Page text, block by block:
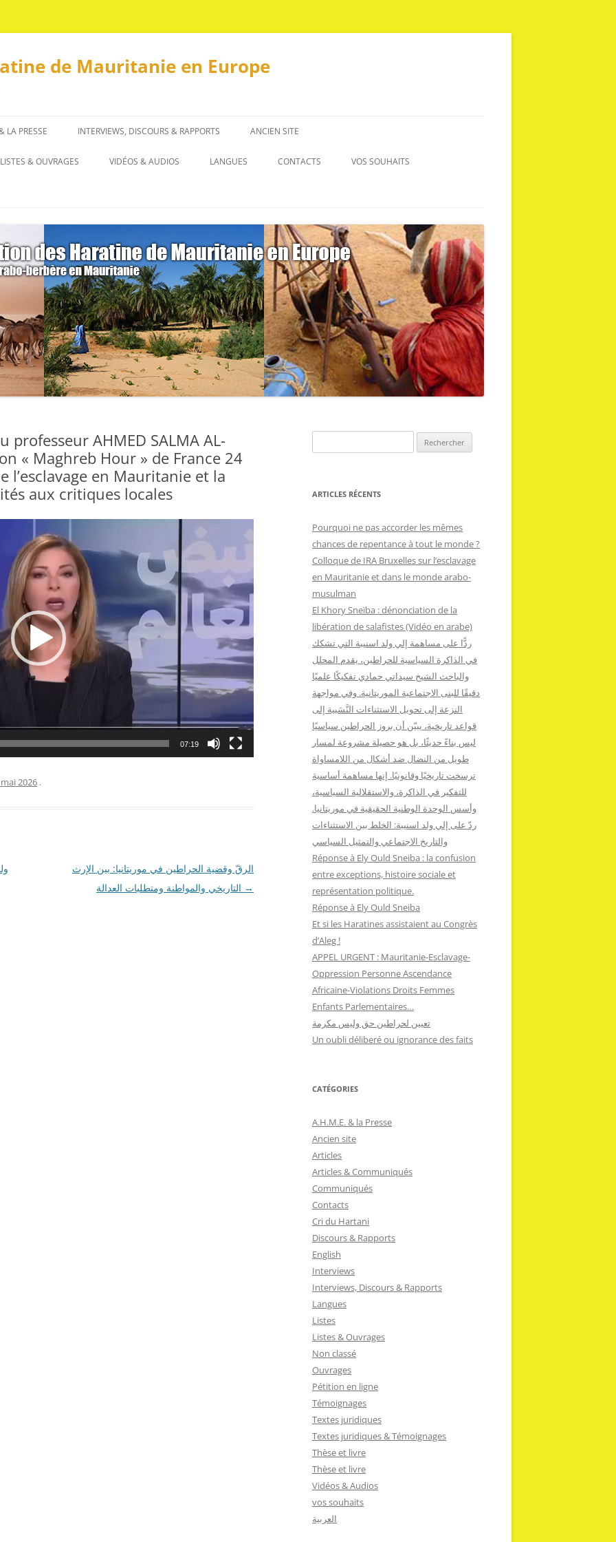
de Mauritanie en Europe
LA PRESSE INTERVIEWS, DISCOURS & RAPPORTS
INTERVIEWS
ANCIEN SITE
LISTES & OUVRAGES VIDÉOS & AUDIOS LANGUES CONTACTS VOS SOUHAITS
AHMED SALMA AL-
« Maghreb Hour » de France 24
l’esclavage en Mauritanie et la
aux critiques locales
07:19
2026 .
الرقّ وقضية الحراطين في موريتانيا: بين الإرث
→
e
h
r
h
:
ARTICLES RÉCENTS
Pourquoi ne pas accorder les mêmes
chances de repentance à tout le monde ?
Colloque de IRA Bruxelles sur l’esclavage
en Mauritanie et dans le monde arabo-
musulman
El Khory Sneïba : dénonciation de la
libération de salafistes (Vidéo en arabe)
ردًّا على مساهمة إلي ولد اسنيبة التي تشكك
في الذاكرة السياسية للحراطين، يقدم المحلل
والباحث الشيخ سيداتي حمادي تفكيكًا علميًا
دقيقًا للبنى الاجتماعية الموريتانية. وفي مواجهة
النزعة إلى تحويل الاستثناءات النَّسَبية إلى
قواعد تاريخية، يبيّن أن بروز الحراطين سياسيًا
ليس بناءً حديثًا، بل هو حصيلة مشروعة لمسار
طويل من النضال ضد أشكال من اللامساواة
ترسخت تاريخيًا وقانونيًا. إنها مساهمة أساسية
للتفكير في الذاكرة، والاستقلالية السياسية،
وأسس الوحدة الوطنية الحقيقية في موريتانيا.
ردّ على إلي ولد اسنيبة: الخلط بين الاستثناءات
والتاريخ الاجتماعي والتمثيل السياسي
Réponse à Ely Ould Sneiba : la confusion
entre exceptions, histoire sociale et
représentation politique.
Réponse à Ely Ould Sneiba
Et si les Haratines assistaient au Congrès
d’Aleg !
APPEL URGENT : Mauritanie-Esclavage-
Oppression Personne Ascendance
Africaine-Violations Droits Femmes
Enfants Parlementaires…
تعيين لحراطين حق وليس مكرمة
Un oubli déliberé ou ignorance des faits
CATÉGORIES
A.H.M.E. & la Presse
Ancien site
Articles
Articles & Communiqués
Communiqués
Contacts
Cri du Hartani
Discours & Rapports
English
Interviews
Interviews, Discours & Rapports
Langues
Listes
Listes & Ouvrages
Non classé
Ouvrages
Pétition en ligne
Témoignages
Textes juridiques
Textes juridiques & Témoignages
Thèse et livre
Thèse et livre
Vidéos & Audios
vos souhaits
العربية